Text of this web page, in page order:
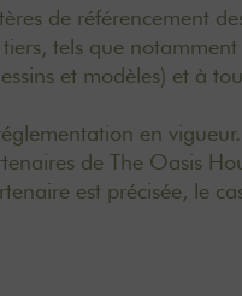
de référencement
tels que
et modèles) et à
en vigueur.
de The Oasis
est précisée, le